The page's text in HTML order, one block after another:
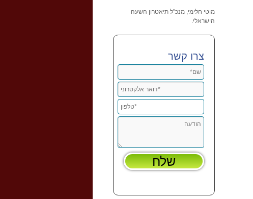
מוטי חלימי, מנכ"ל תיאטרון השעה
הישראלי.
צרו קשר